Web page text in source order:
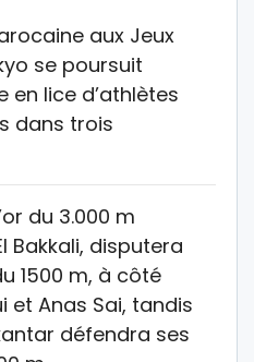
aux Jeux
se poursuit
en lice d’athlètes
dans trois
du 3.000 m
Bakkali, disputera
1500 m, à côté
et Anas Sai, tandis
défendra ses